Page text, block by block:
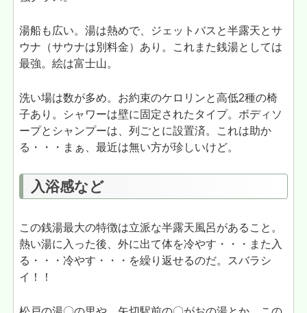
湯船も広い。湯は熱めで、ジェットバスと半露天とサ
ウナ（サウナは別料金）あり。これまた銭湯としては
最強。絵は富士山。
洗い場は数が多め。お約束のケロリンと高低2種の椅
子あり。シャワーは壁に固定されたタイプ。ボディソ
ープとシャンプーは、列ごとに設置済。これは助か
る・・・まぁ、最近は無い方が珍しいけど。
入浴感など
この銭湯最大の特徴は立派な半露天風呂があること。
熱い湯に入った後、外に出て体を冷やす・・・また入
る・・・冷やす・・・を繰り返せるのだ。スバラシ
イ！！